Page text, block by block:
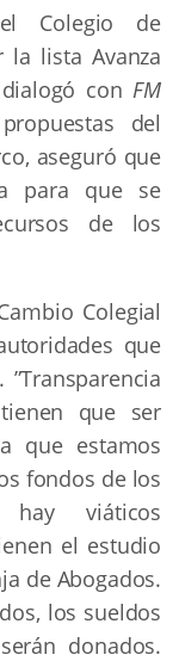
Colegio de
la lista Avanza
dialogó con FM
del
aseguró que
para que se
de los
Colegial
que
que ser
que estamos
fondos de los
hay viáticos
el estudio
de Abogados.
los sueldos
donados.